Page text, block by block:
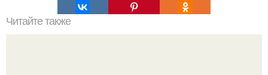
Читайте также